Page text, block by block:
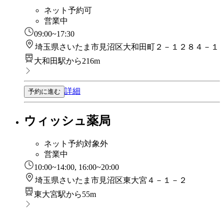
ネット予約可
営業中
09:00~17:30
埼玉県さいたま市見沼区大和田町２－１２８４－１
大和田駅から216m
予約に進む 詳細
ウィッシュ薬局
ネット予約対象外
営業中
10:00~14:00, 16:00~20:00
埼玉県さいたま市見沼区東大宮４－１－２
東大宮駅から55m